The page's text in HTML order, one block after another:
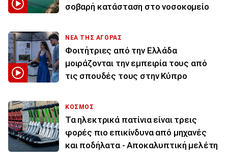
σοβαρή κατάσταση στο νοσοκομείο
ΝΕΑ ΤΗΣ ΑΓΟΡΑΣ
Φοιτήτριες από την Ελλάδα
μοιράζονται την εμπειρία τους από
τις σπουδές τους στην Κύπρο
ΚΟΣΜΟΣ
Τα ηλεκτρικά πατίνια είναι τρεις
φορές πιο επικίνδυνα από μηχανές
και ποδήλατα - Αποκαλυπτική μελέτη